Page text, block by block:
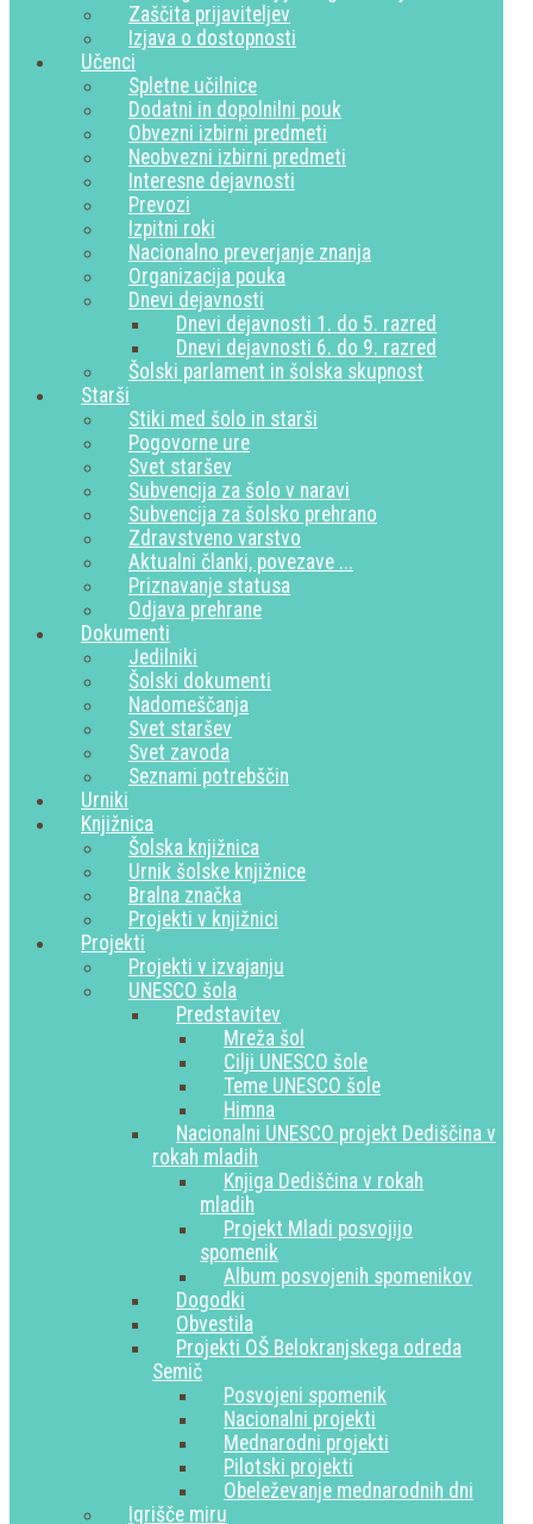
Zaščita prijaviteljev
Izjava o dostopnosti
Učenci
Spletne učilnice
Dodatni in dopolnilni pouk
Obvezni izbirni predmeti
Neobvezni izbirni predmeti
Interesne dejavnosti
Prevozi
Izpitni roki
Nacionalno preverjanje znanja
Organizacija pouka
Dnevi dejavnosti
Dnevi dejavnosti 1. do 5. razred
Dnevi dejavnosti 6. do 9. razred
Šolski parlament in šolska skupnost
Starši
Stiki med šolo in starši
Pogovorne ure
Svet staršev
Subvencija za šolo v naravi
Subvencija za šolsko prehrano
Zdravstveno varstvo
Aktualni članki, povezave ...
Priznavanje statusa
Odjava prehrane
Dokumenti
Jedilniki
Šolski dokumenti
Nadomeščanja
Svet staršev
Svet zavoda
Seznami potrebščin
Urniki
Knjižnica
Šolska knjižnica
Urnik šolske knjižnice
Bralna značka
Projekti v knjižnici
Projekti
Projekti v izvajanju
UNESCO šola
Predstavitev
Mreža šol
Cilji UNESCO šole
Teme UNESCO šole
Himna
Nacionalni UNESCO projekt Dediščina v
rokah mladih
Knjiga Dediščina v rokah
mladih
Projekt Mladi posvojijo
spomenik
Album posvojenih spomenikov
Dogodki
Obvestila
Projekti OŠ Belokranjskega odreda
Semič
Posvojeni spomenik
Nacionalni projekti
Mednarodni projekti
Pilotski projekti
Obeleževanje mednarodnih dni
Igrišče miru